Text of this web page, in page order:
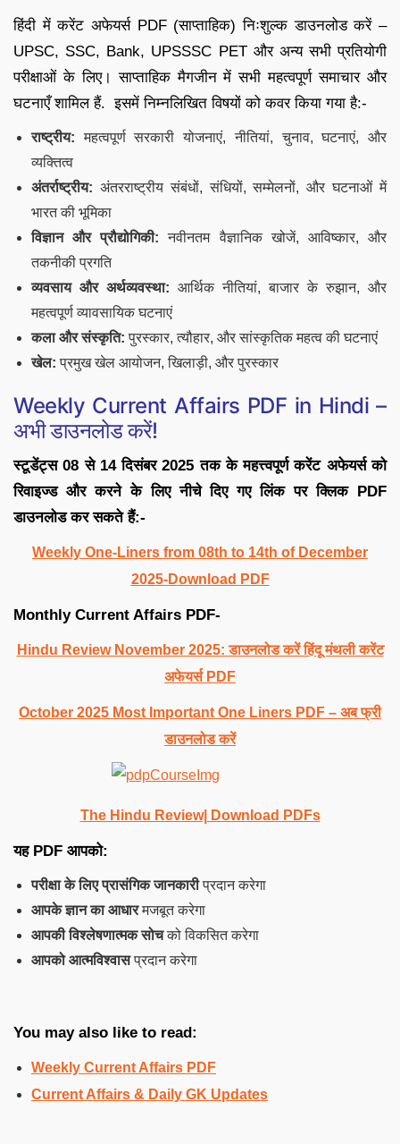
हिंदी में करेंट अफेयर्स PDF (साप्ताहिक) निःशुल्क डाउनलोड करें –
UPSC, SSC, Bank, UPSSSC PET और अन्य सभी प्रतियोगी
परीक्षाओं के लिए। साप्ताहिक मैगजीन में सभी महत्वपूर्ण समाचार और
घटनाएँ शामिल हैं. इसमें निम्नलिखित विषयों को कवर किया गया है:-
राष्ट्रीय: महत्वपूर्ण सरकारी योजनाएं, नीतियां, चुनाव, घटनाएं, और
व्यक्तित्व
अंतर्राष्ट्रीय: अंतरराष्ट्रीय संबंधों, संधियों, सम्मेलनों, और घटनाओं में
भारत की भूमिका
विज्ञान और प्रौद्योगिकी: नवीनतम वैज्ञानिक खोजें, आविष्कार, और
तकनीकी प्रगति
व्यवसाय और अर्थव्यवस्था: आर्थिक नीतियां, बाजार के रुझान, और
महत्वपूर्ण व्यावसायिक घटनाएं
कला और संस्कृति: पुरस्कार, त्यौहार, और सांस्कृतिक महत्व की घटनाएं
खेल: प्रमुख खेल आयोजन, खिलाड़ी, और पुरस्कार
Weekly Current Affairs PDF in Hindi –
अभी डाउनलोड करें!
स्टूडेंट्स 08 से 14 दिसंबर 2025 तक के महत्त्वपूर्ण करेंट अफेयर्स को
रिवाइज्ड और करने के लिए नीचे दिए गए लिंक पर क्लिक PDF
डाउनलोड कर सकते हैं:-
Weekly One-Liners from 08th to 14th of December
2025-Download PDF
Monthly Current Affairs PDF-
Hindu Review November 2025: डाउनलोड करें हिंदू मंथली करेंट
अफेयर्स PDF
October 2025 Most Important One Liners PDF – अब फ्री
डाउनलोड करें
The Hindu Review| Download PDFs
यह PDF आपको:
परीक्षा के लिए प्रासंगिक जानकारीप्रदान करेगा
आपके ज्ञान का आधारमजबूत करेगा
आपकी विश्लेषणात्मक सोचको विकसित करेगा
आपको आत्मविश्वासप्रदान करेगा
You may also like to read:
Weekly Current Affairs PDF
Current Affairs & Daily GK Updates